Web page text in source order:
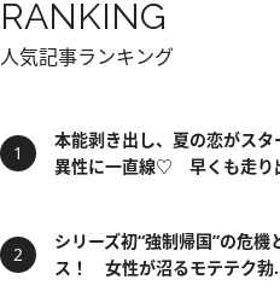
RANKING
人気記事ランキング
本能剥き出し、夏の恋がス
異性に一直線♡ 早くも走り
シリーズ初“強制帰国”の危機
ス！ 女性が沼るモテテク勃